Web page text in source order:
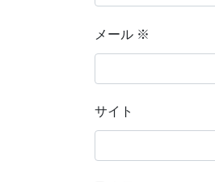
メール ※
サイト